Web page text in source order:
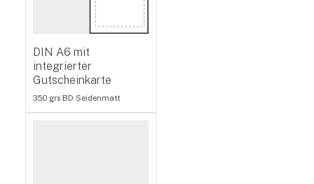
DIN A6 mit
integrierter
Gutscheinkarte
350 grs BD Seidenmatt